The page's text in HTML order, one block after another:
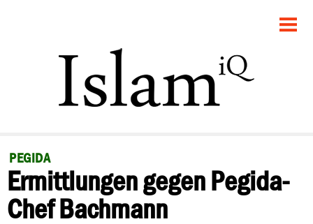
POLITIK
GESELLSCHAFT
RECHT
FEUILLETON
PEGIDA
Ermittlungen gegen Pegida-
Chef Bachmann